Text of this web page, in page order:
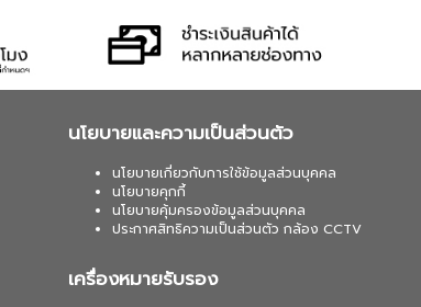
นโยบายและความเป็นส่วนตัว
นโยบายเกี่ยวกับการใช้ข้อมูลส่วนบุคคล
นโยบายคุกกี้
นโยบายคุ้มครองข้อมูลส่วนบุคคล
ประกาศสิทธิความเป็นส่วนตัว กล้อง CCTV
เครื่องหมายรับรอง